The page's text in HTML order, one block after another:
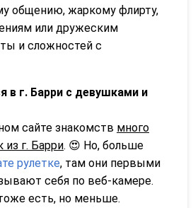
общению, жаркому флирту,
или дружеским
и сложностей с
в г. Барри с девушками и
сайте знакомств много
г. Барри. 😍 Но, больше
рулетке, там они первыми
себя по веб-камере.
есть, но меньше.